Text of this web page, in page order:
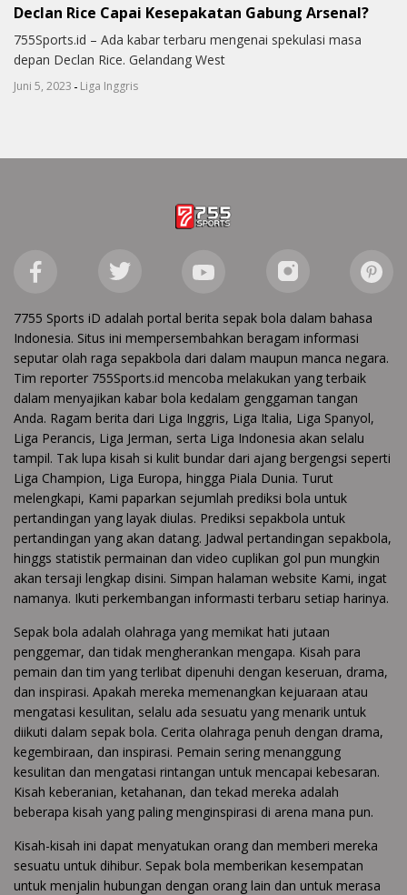
Declan Rice Capai Kesepakatan Gabung Arsenal?
755Sports.id – Ada kabar terbaru mengenai spekulasi masa
depan Declan Rice. Gelandang West
Juni 5, 2023 - Liga Inggris
7755 Sports iD adalah portal berita sepak bola dalam bahasa
Indonesia. Situs ini mempersembahkan beragam informasi
seputar olah raga sepakbola dari dalam maupun manca negara.
Tim reporter 755Sports.id mencoba melakukan yang terbaik
dalam menyajikan kabar bola kedalam genggaman tangan
Anda. Ragam berita dari Liga Inggris, Liga Italia, Liga Spanyol,
Liga Perancis, Liga Jerman, serta Liga Indonesia akan selalu
tampil. Tak lupa kisah si kulit bundar dari ajang bergengsi seperti
Liga Champion, Liga Europa, hingga Piala Dunia. Turut
melengkapi, Kami paparkan sejumlah prediksi bola untuk
pertandingan yang layak diulas. Prediksi sepakbola untuk
pertandingan yang akan datang. Jadwal pertandingan sepakbola,
hinggs statistik permainan dan video cuplikan gol pun mungkin
akan tersaji lengkap disini. Simpan halaman website Kami, ingat
namanya. Ikuti perkembangan informasti terbaru setiap harinya.
Sepak bola adalah olahraga yang memikat hati jutaan
penggemar, dan tidak mengherankan mengapa. Kisah para
pemain dan tim yang terlibat dipenuhi dengan keseruan, drama,
dan inspirasi. Apakah mereka memenangkan kejuaraan atau
mengatasi kesulitan, selalu ada sesuatu yang menarik untuk
diikuti dalam sepak bola. Cerita olahraga penuh dengan drama,
kegembiraan, dan inspirasi. Pemain sering menanggung
kesulitan dan mengatasi rintangan untuk mencapai kebesaran.
Kisah keberanian, ketahanan, dan tekad mereka adalah
beberapa kisah yang paling menginspirasi di arena mana pun.
Kisah-kisah ini dapat menyatukan orang dan memberi mereka
sesuatu untuk dihibur. Sepak bola memberikan kesempatan
untuk menjalin hubungan dengan orang lain dan untuk merasa